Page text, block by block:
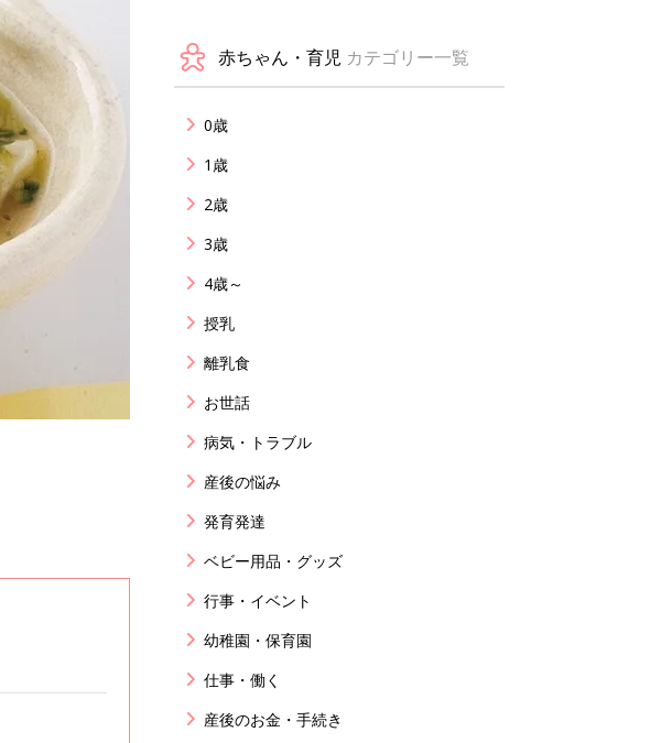
赤ちゃん・育児 カテゴリー一覧
0歳
1歳
2歳
3歳
4歳～
授乳
離乳食
お世話
病気・トラブル
産後の悩み
発育発達
ベビー用品・グッズ
行事・イベント
幼稚園・保育園
仕事・働く
産後のお金・手続き